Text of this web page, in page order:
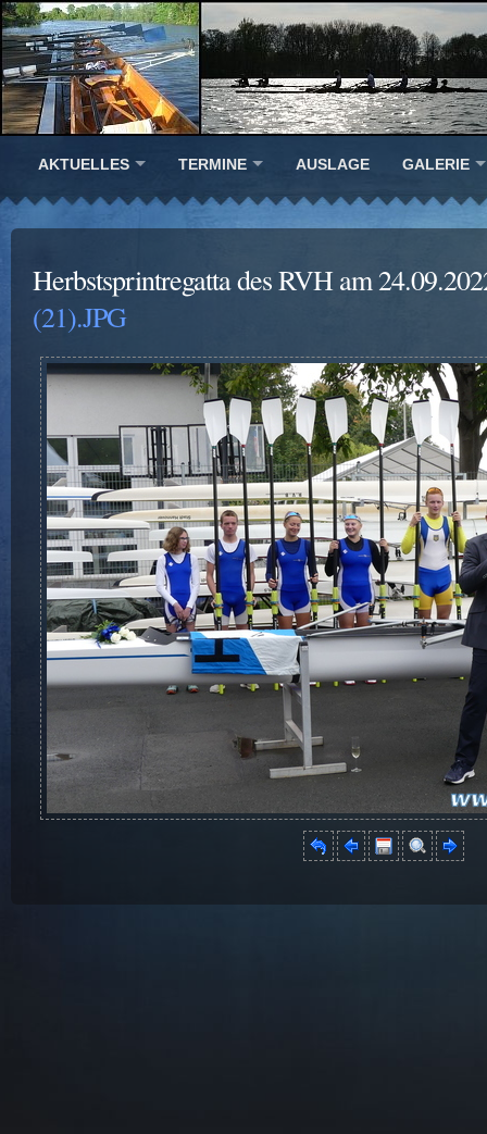
AKTUELLES TERMINE AUSLAGE GALERIE
Herbstsprintregatta des RVH am
(21).JPG